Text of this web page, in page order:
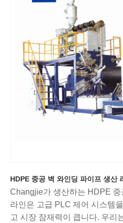
HDPE 중공 벽 와인딩 파이프 생산
Changjie가 생산하는 HDPE
라인은 고급 PLC 제어 시스템
고 시장 잠재력이 큽니다. 우리